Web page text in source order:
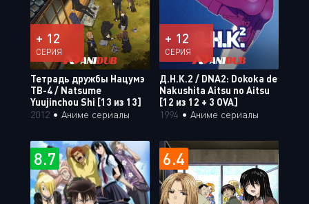
+ 12
СЕРИЯ
Тетрадь дружбы Нацумэ
ТВ-4 / Natsume
Yuujinchou Shi [13 из 13]
2012 • Аниме сериалы
+ 12
СЕРИЯ
Д.Н.К.2 / DNA2: Dokoka de
Nakushita Aitsu no Aitsu
[12 из 12 + 3 OVA]
1994 • Аниме сериалы
8.7 6.4